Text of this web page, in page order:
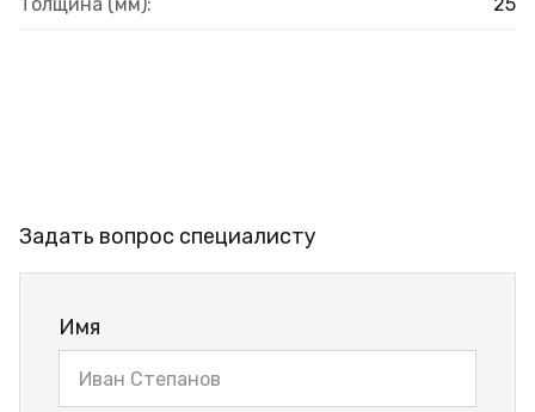
Задать вопрос специалисту
Имя